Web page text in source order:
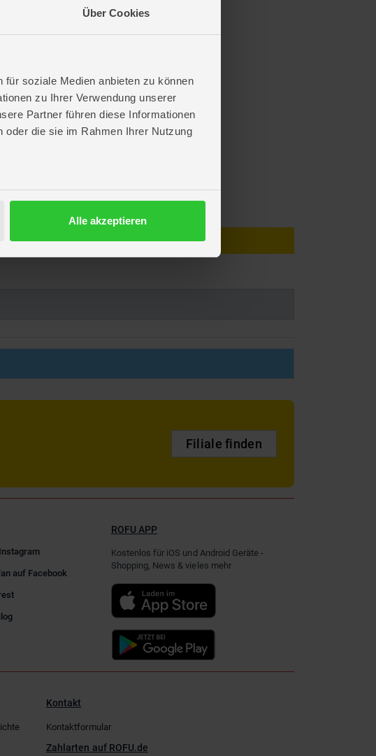
Über Cookies
soziale Medien anbieten zu können
zu Ihrer Verwendung unserer
Partner führen diese Informationen
oder die sie im Rahmen Ihrer Nutzung
Alle akzeptieren
Filiale finden
auf Facebook
ROFU APP
Kostenlos für iOS und Android Geräte -
Shopping, News & vieles mehr
Kontakt
Kontaktformular
Zahlarten auf ROFU.de